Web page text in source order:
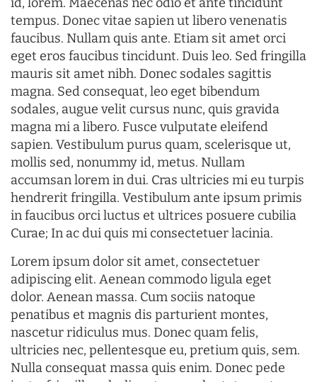
id, lorem. Maecenas nec odio et ante tincidunt
tempus. Donec vitae sapien ut libero venenatis
faucibus. Nullam quis ante. Etiam sit amet orci
eget eros faucibus tincidunt. Duis leo. Sed fringilla
mauris sit amet nibh. Donec sodales sagittis
magna. Sed consequat, leo eget bibendum
sodales, augue velit cursus nunc, quis gravida
magna mi a libero. Fusce vulputate eleifend
sapien. Vestibulum purus quam, scelerisque ut,
mollis sed, nonummy id, metus. Nullam
accumsan lorem in dui. Cras ultricies mi eu turpis
hendrerit fringilla. Vestibulum ante ipsum primis
in faucibus orci luctus et ultrices posuere cubilia
Curae; In ac dui quis mi consectetuer lacinia.
Lorem ipsum dolor sit amet, consectetuer
adipiscing elit. Aenean commodo ligula eget
dolor. Aenean massa. Cum sociis natoque
penatibus et magnis dis parturient montes,
nascetur ridiculus mus. Donec quam felis,
ultricies nec, pellentesque eu, pretium quis, sem.
Nulla consequat massa quis enim. Donec pede